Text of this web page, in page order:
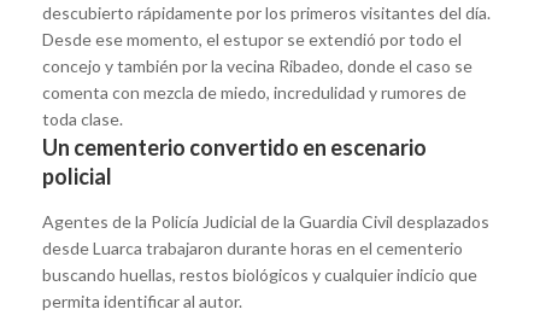
descubierto rápidamente por los primeros visitantes del día.
Desde ese momento, el estupor se extendió por todo el
concejo y también por la vecina Ribadeo, donde el caso se
comenta con mezcla de miedo, incredulidad y rumores de
toda clase.
Un cementerio convertido en escenario
policial
Agentes de la Policía Judicial de la Guardia Civil desplazados
desde Luarca trabajaron durante horas en el cementerio
buscando huellas, restos biológicos y cualquier indicio que
permita identificar al autor.